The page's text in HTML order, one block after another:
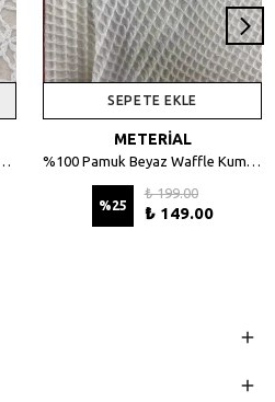
Desenli File Kumaş - 135 cm En
SEPETE EKLE
METERİAL
%100 Pamuk Beyaz Waffle Kumaş – Petek Dokulu, 140 cm En
%25
₺ 199.00
₺ 149.00